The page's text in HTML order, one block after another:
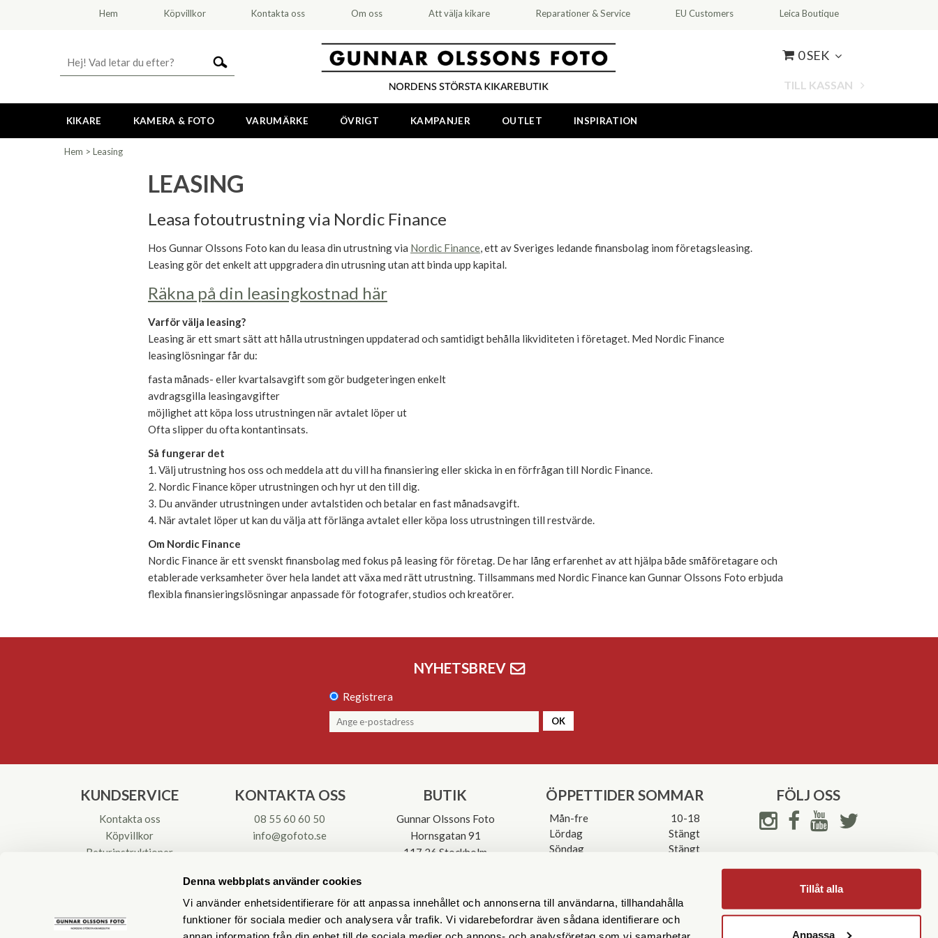
Denna webbplats använder cookies
Vi använder enhetsidentifierare för att anpassa innehållet och annonserna till användarna, tillhandahålla
funktioner för sociala medier och analysera vår trafik. Vi vidarebefordrar även sådana identifierare och
Tillåt alla
Anpassa
Hem Köpvillkor Kontakta oss Om oss Att välja kikare Reparationer & Service EU Customers Leica Boutique
0 SEK
TILL KASSAN
KIKARE KAMERA & FOTO VARUMÄRKE ÖVRIGT KAMPANJER OUTLET INSPIRATION
Hem > Leasing
LEASING
Leasa fotoutrustning via Nordic Finance
Hos Gunnar Olssons Foto kan du leasa din utrustning via Nordic Finance , ett av Sveriges ledande finansbolag inom företagsleasing.
Leasing gör det enkelt att uppgradera din utrusning utan att binda upp kapital.
Räkna på din leasingkostnad här
Varför välja leasing?
Leasing är ett smart sätt att hålla utrustningen uppdaterad och samtidigt behålla likviditeten i företaget. Med Nordic Finance
leasinglösningar får du:
fasta månads- eller kvartalsavgift som gör budgeteringen enkelt
avdragsgilla leasingavgifter
möjlighet att köpa loss utrustningen när avtalet löper ut
Ofta slipper du ofta kontantinsats.
Så fungerar det
1. Välj utrustning hos oss och meddela att du vill ha finansiering eller skicka in en förfrågan till Nordic Finance.
2. Nordic Finance köper utrustningen och hyr ut den till dig.
3. Du använder utrustningen under avtalstiden och betalar en fast månadsavgift.
4. När avtalet löper ut kan du välja att förlänga avtalet eller köpa loss utrustningen till restvärde.
Om Nordic Finance
Nordic Finance är ett svenskt finansbolag med fokus på leasing för företag. De har lång erfarenhet av att hjälpa både småföretagare och
etablerade verksamheter över hela landet att växa med rätt utrustning. Tillsammans med Nordic Finance kan Gunnar Olssons Foto erbjuda
flexibla finansieringslösningar anpassade för fotografer, studios och kreatörer.
NYHETSBREV
Registrera
OK
KUNDSERVICE
Kontakta oss
Köpvillkor
Returinstruktioner
KONTAKTA OSS
08 55 60 60 50
info@gofoto.se
BUTIK
Gunnar Olssons Foto
Hornsgatan 91
117 26 Stockholm
ÖPPETTIDER SOMMAR
Mån-fre
10-18
Lördag
Stängt
Söndag
Stängt
FÖLJ OSS